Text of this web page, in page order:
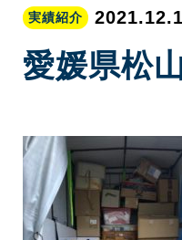
実績紹介
愛媛県松